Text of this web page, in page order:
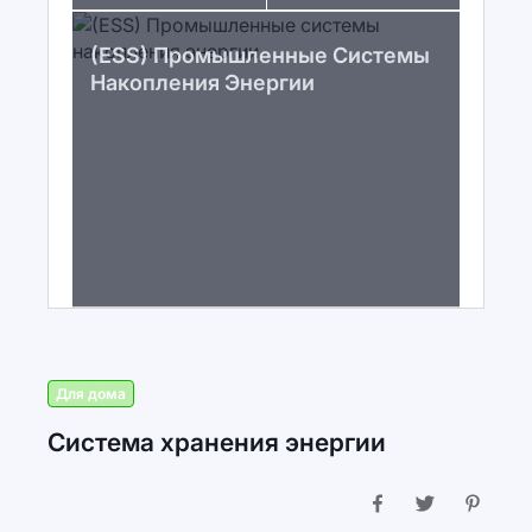
(ESS) Промышленные Системы
Накопления Энергии
Для дома
Система хранения энергии